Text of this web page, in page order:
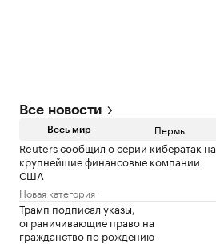
Все новости
Весь мир Пермь
Reuters сообщил о серии кибератак на
крупнейшие финансовые компании
США
Новая категория
Трамп подписал указы,
ограничивающие право на
гражданство по рождению